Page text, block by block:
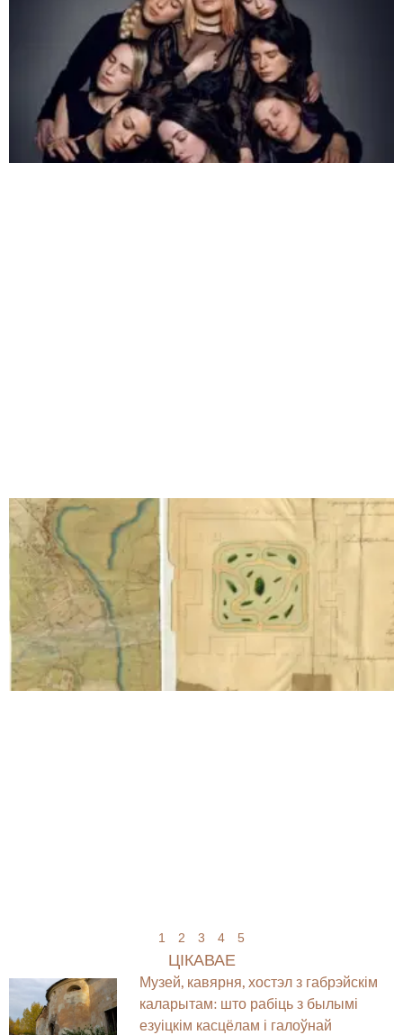
1 2 3 4 5
ЦІКАВАЕ
Музей, кавярня, хостэл з габрэйскім
каларытам: што рабіць з былымі
езуіцкім касцёлам і галоўнай